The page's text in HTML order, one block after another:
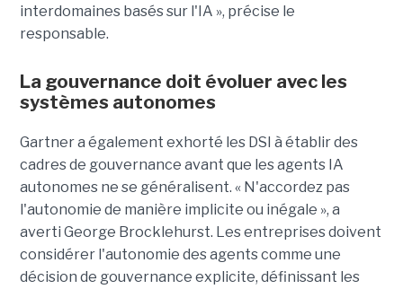
interdomaines basés sur l'IA », précise le
responsable.
La gouvernance doit évoluer avec les
systèmes autonomes
Gartner a également exhorté les DSI à établir des
cadres de gouvernance avant que les agents IA
autonomes ne se généralisent. « N'accordez pas
l'autonomie de manière implicite ou inégale », a
averti George Brocklehurst. Les entreprises doivent
considérer l'autonomie des agents comme une
décision de gouvernance explicite, définissant les